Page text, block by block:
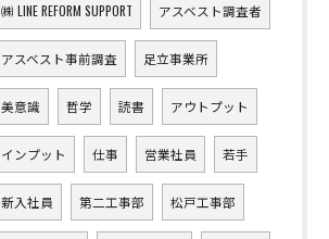
㈱ LINE REFORM SUPPORT アスベスト調査者
アスベスト事前調査 足立事業所
美意識 哲学 読書 アウトプット
インプット 仕事 営業社員 若手
新入社員 第二工事部 松戸工事部